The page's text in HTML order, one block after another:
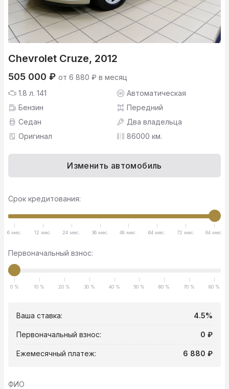
Chevrolet Cruze, 2012
505 000 ₽ от 6 880 ₽ в месяц
1.8 л. 141
Автоматическая
Бензин
Передний
Седан
Два владельца
Оригинал
86000 км.
Изменить автомобиль
Срок кредитования:
6 мес. 12 мес. 24 мес. 36 мес. 48 мес. 64 мес. 72 мес. 84 мес.
Первоначальный взнос:
0 % 10 % 20 % 30 % 40 % 50 % 60 % 70 % 80 %
Ваша ставка: 4.5%
Первоначальный взнос: 0 ₽
Ежемесячный платеж: 6 880 ₽
ФИО